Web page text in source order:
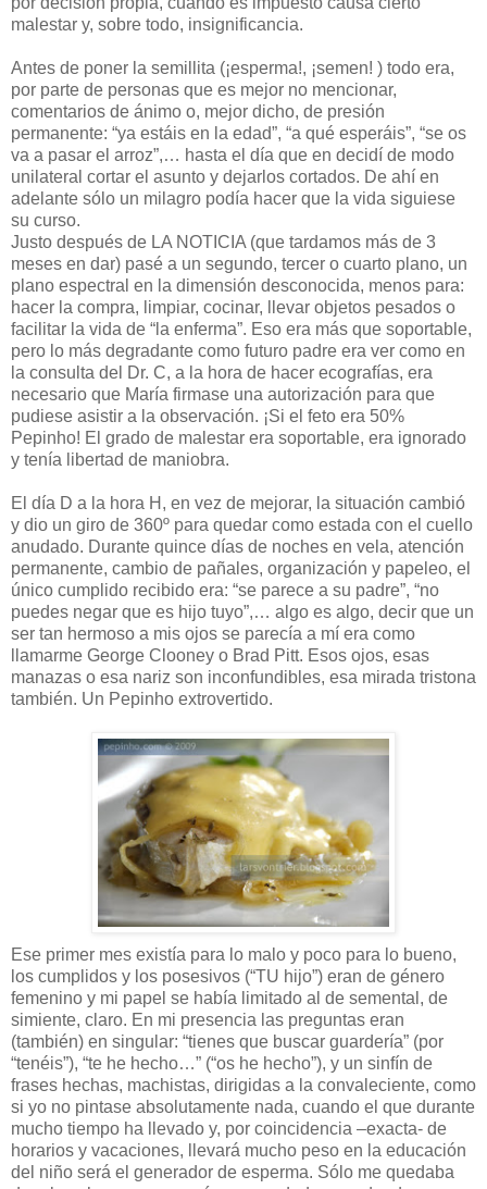
malestar y, sobre todo, insignificancia.
Antes de poner la semillita (¡esperma!, ¡semen! ) todo era,
por parte de personas que es mejor no mencionar,
comentarios de ánimo o, mejor dicho, de presión
permanente: “ya estáis en la edad”, “a qué esperáis”, “se os
va a pasar el arroz”,… hasta el día que en decidí de modo
unilateral cortar el asunto y dejarlos cortados. De ahí en
adelante sólo un milagro podía hacer que la vida siguiese
su curso.
Justo después de LA NOTICIA (que tardamos más de 3
meses en dar) pasé a un segundo, tercer o cuarto plano, un
plano espectral en la dimensión desconocida, menos para:
hacer la compra, limpiar, cocinar, llevar objetos pesados o
facilitar la vida de “la enferma”. Eso era más que soportable,
pero lo más degradante como futuro padre era ver como en
la consulta del Dr. C, a la hora de hacer ecografías, era
necesario que María firmase una autorización para que
pudiese asistir a la observación. ¡Si el feto era 50%
Pepinho! El grado de malestar era soportable, era ignorado
y tenía libertad de maniobra.
El día D a la hora H, en vez de mejorar, la situación cambió
y dio un giro de 360º para quedar como estada con el cuello
anudado. Durante quince días de noches en vela, atención
permanente, cambio de pañales, organización y papeleo, el
único cumplido recibido era: “se parece a su padre”, “no
puedes negar que es hijo tuyo”,… algo es algo, decir que un
ser tan hermoso a mis ojos se parecía a mí era como
llamarme George Clooney o Brad Pitt. Esos ojos, esas
manazas o esa nariz son inconfundibles, esa mirada tristona
también. Un Pepinho extrovertido.
Ese primer mes existía para lo malo y poco para lo bueno,
los cumplidos y los posesivos (“TU hijo”) eran de género
femenino y mi papel se había limitado al de semental, de
simiente, claro. En mi presencia las preguntas eran
(también) en singular: “tienes que buscar guardería” (por
“tenéis”), “te he hecho…” (“os he hecho”), y un sinfín de
frases hechas, machistas, dirigidas a la convaleciente, como
si yo no pintase absolutamente nada, cuando el que durante
mucho tiempo ha llevado y, por coincidencia –exacta- de
horarios y vacaciones, llevará mucho peso en la educación
del niño será el generador de esperma. Sólo me quedaba